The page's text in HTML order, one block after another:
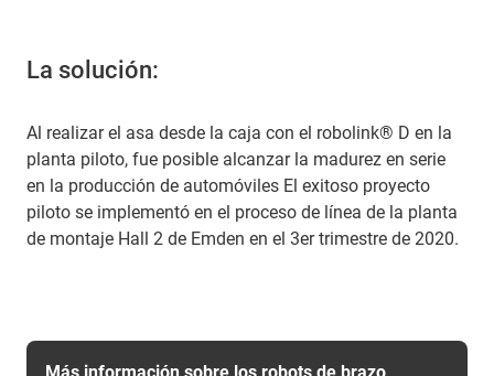
La solución:
Al realizar el asa desde la caja con el robolink® D en la
planta piloto, fue posible alcanzar la madurez en serie
en la producción de automóviles El exitoso proyecto
piloto se implementó en el proceso de línea de la planta
de montaje Hall 2 de Emden en el 3er trimestre de 2020.